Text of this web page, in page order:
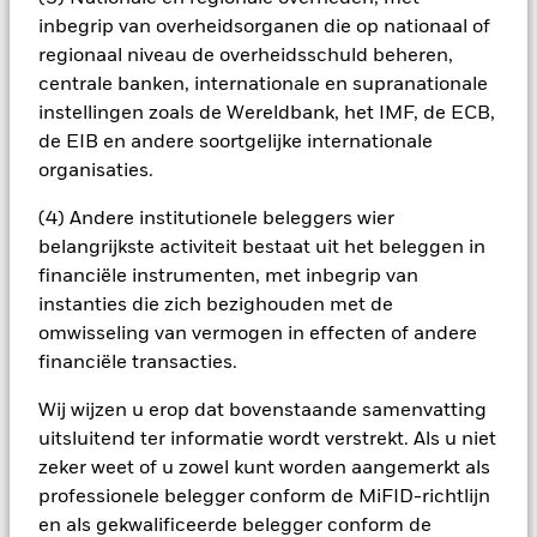
inbegrip van overheidsorganen die op nationaal of
regionaal niveau de overheidsschuld beheren,
centrale banken, internationale en supranationale
instellingen zoals de Wereldbank, het IMF, de ECB,
de EIB en andere soortgelijke internationale
organisaties.
(4) Andere institutionele beleggers wier
belangrijkste activiteit bestaat uit het beleggen in
financiële instrumenten, met inbegrip van
instanties die zich bezighouden met de
omwisseling van vermogen in effecten of andere
financiële transacties.
Wij wijzen u erop dat bovenstaande samenvatting
uitsluitend ter informatie wordt verstrekt. Als u niet
zeker weet of u zowel kunt worden aangemerkt als
professionele belegger conform de MiFID-richtlijn
en als gekwalificeerde belegger conform de
kringloopeconomie te voldoen, is het spectrum van bedrijven
waarin het Fonds kan beleggen mogelijk minder
gediversifieerd dan dat van de meeste andere fondsen.
Bedrijven uit de kringloopeconomie hebben mogelijk te
maken met milieuaspecten, belastingen,
Beleggers zouden dit fonds moeten meenemen als
onderdeel van een volledige beleggingsstrategie.
Alle aandelenklassen met valutahedging van dit fonds
gebruiken derivaten om valutarisico's af te dekken. Het
gebruik van derivaten voor een aandelenklasse kan een
potentieel besmettingsrisico (ook bekend als spill-over) voor
andere aandelenklassen in het fonds betekenen. De
beheermaatschappij van het fonds waarborgt dat er
besmettingsrisico voor andere aandelenklassen te
minimaliseren. Via het uitklapvakje direct onder de naam van
het fonds, kunt u een lijst van alle aandelenklassen in het
fonds bekijken – aandelenklassen met valutahedging worden
aangegeven door het woord 'Hedged' in de naam van de
aandelenklasse. Daarnaast is een volledige lijst van alle